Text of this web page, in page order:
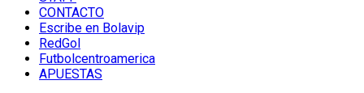
CONTACTO
Escribe en Bolavip
RedGol
Futbolcentroamerica
APUESTAS